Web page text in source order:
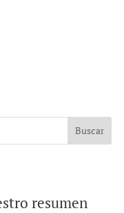
resumen